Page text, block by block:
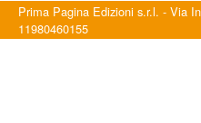
Prima Pagina Edizioni s.r.l. - Via
11980460155